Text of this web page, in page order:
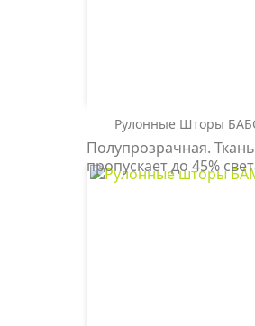
Рулонные Шторы
Полупрозрачная. Ткань
пропускает до 45%4082